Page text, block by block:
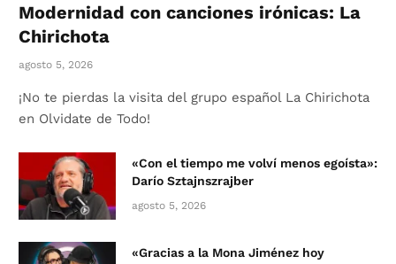
Modernidad con canciones irónicas: La
Chirichota
agosto 5, 2026
¡No te pierdas la visita del grupo español La Chirichota
en Olvidate de Todo!
«Con el tiempo me volví menos egoísta»:
Darío Sztajnszrajber
agosto 5, 2026
«Gracias a la Mona Jiménez hoy